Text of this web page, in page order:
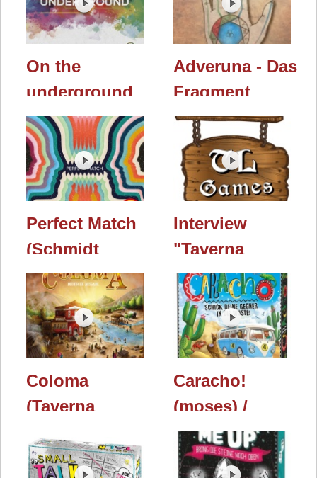
und das
cliquenabend
Mallorca Event
Essen 2021
On the
underground
(Ludicreations)
/ Essen 2019
Adveruna - Das
Fragment
(Adverunde)
Perfect Match
(Schmidt
Spiele) /
Nürnberger
Spielwarenmesse
2020
Interview
"Taverna
Ludica Games"
/ Essen 2019
Coloma
(Taverna
/ Essen 2019
Caracho!
(moses) /
Essen 2019